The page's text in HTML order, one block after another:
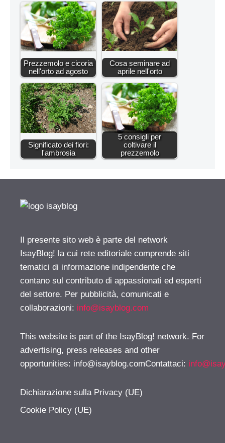
Prezzemolo e cicoria
nell'orto ad agosto
Cosa seminare ad
aprile nell'orto
Significato dei fiori:
l'ambrosia
5 consigli per
coltivare il
prezzemolo
Il presente sito web è parte del network
IsayBlog! la cui rete editoriale comprende siti
tematici di informazione indipendente che
contano sul contributo di appassionati ed esperti
del settore. Per pubblicità, comunicati e
collaborazioni: info@isayblog.com
This website is part of the IsayBlog! network. For
advertising, press releases and other
opportunities: info@isayblog.comContattaci:
Dichiarazione sulla Privacy (UE)
Cookie Policy (UE)